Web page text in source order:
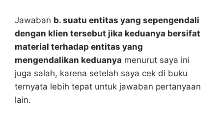
Jawaban b. suatu entitas yang sepengendali
dengan klien tersebut jika keduanya bersifat
material terhadap entitas yang
mengendalikan keduanya menurut saya ini
juga salah, karena setelah saya cek di buku
ternyata lebih tepat untuk jawaban pertanyaan
lain.